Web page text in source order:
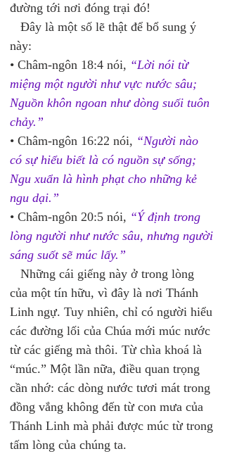
đường tới nơi đóng trại đó!
Đây là một số lẽ thật để bổ sung ý
này:
• Châm-ngôn 18:4 nói, “Lời nói từ
miệng một người như vực nước sâu;
Nguồn khôn ngoan như dòng suối tuôn
chảy.”
• Châm-ngôn 16:22 nói, “Người nào
có sự hiểu biết là có nguồn sự sống;
Ngu xuẩn là hình phạt cho những kẻ
ngu dại.”
• Châm-ngôn 20:5 nói, “Ý định trong
lòng người như nước sâu, nhưng người
sáng suốt sẽ múc lấy.”
Những cái giếng này ở trong lòng
của một tín hữu, vì đây là nơi Thánh
Linh ngự. Tuy nhiên, chỉ có người hiểu
các đường lối của Chúa mới múc nước
từ các giếng mà thôi. Từ chìa khoá là
“múc.” Một lần nữa, điều quan trọng
cần nhớ: các dòng nước tươi mát trong
đồng vắng không đến từ con mưa của
Thánh Linh mà phải được múc từ trong
tấm lòng của chúng ta.